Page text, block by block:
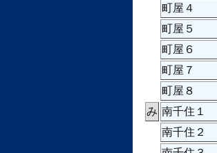
町屋４
町屋５
町屋６
町屋７
町屋８
み 南千住１
南千住２